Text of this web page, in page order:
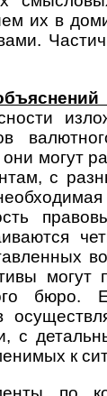
их в
могут
с
могут
бюро.
с
к